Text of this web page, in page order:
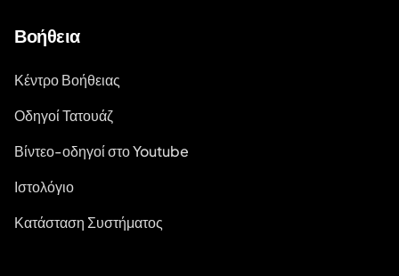
Βοήθεια
Κέντρο Βοήθειας
Οδηγοί Τατουάζ
Βίντεο-οδηγοί στο Youtube
Ιστολόγιο
Κατάσταση Συστήματος